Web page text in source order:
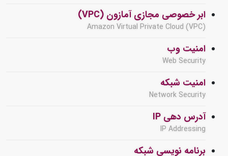
ابر خصوصی مجازی آمازون (VPC)
Amazon Virtual Private Cloud (VPC)
امنیت وب
Web Security
امنیت شبکه
Network Security
آدرس دهی IP
IP Addressing
برنامه نویسی شبکه